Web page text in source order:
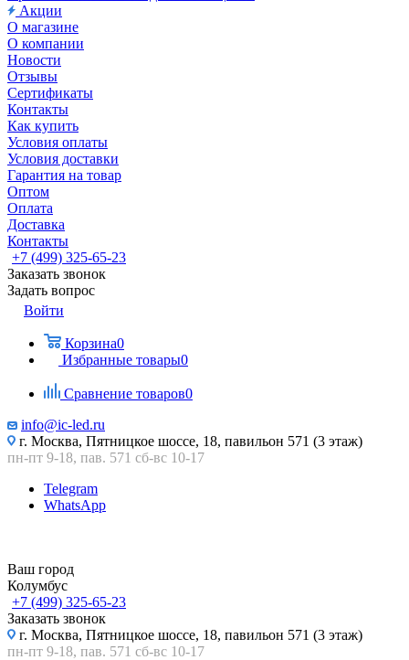
Акции
О магазине
О компании
Новости
Отзывы
Сертификаты
Контакты
Как купить
Условия оплаты
Условия доставки
Гарантия на товар
Оптом
Оплата
Доставка
Контакты
+7 (499) 325-65-23
Заказать звонок
Задать вопрос
Войти
Корзина0
Избранные товары0
Сравнение товаров0
info@ic-led.ru
г. Москва, Пятницкое шоссе, 18, павильон 571 (3 этаж)
пн-пт 9-18, пав. 571 сб-вс 10-17
Telegram
WhatsApp
Ваш город
Колумбус
+7 (499) 325-65-23
Заказать звонок
г. Москва, Пятницкое шоссе, 18, павильон 571 (3 этаж)
пн-пт 9-18, пав. 571 сб-вс 10-17